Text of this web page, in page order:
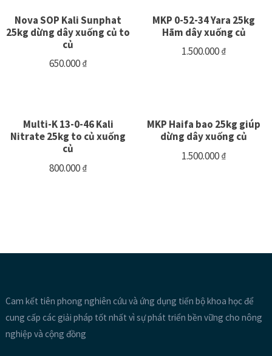
Nova SOP Kali Sunphat
25kg dừng dây xuống củ to
củ
650.000₫
MKP 0-52-34 Yara 25kg
Hãm dây xuống củ
1.500.000₫
Multi-K 13-0-46 Kali
Nitrate 25kg to củ xuống
củ
800.000₫
MKP Haifa bao 25kg giúp
dừng dây xuống củ
1.500.000₫
Cam kết tiên phong nghiên cứu và ứng dụng tiến bộ khoa học để
cung cấp các giải pháp tốt nhất vì sự phát triển bền vững cho nông
nghiệp và cộng đồng